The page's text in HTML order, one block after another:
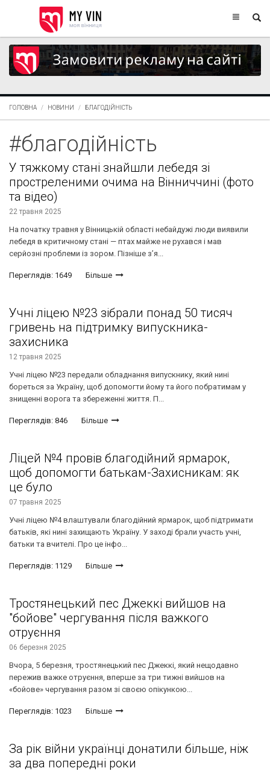
ГОЛОВНА НОВИНИ БЛАГОДІЙНІСТЬ
#благодійність
У тяжкому стані знайшли лебедя зі
простреленими очима на Вінниччині (фото
та відео)
22 травня 2025
На початку травня у Вінницькій області небайдужі люди виявили
лебедя в критичному стані — птах майже не рухався і мав
серйозні проблеми із зором. Пізніше з’я...
Переглядів: 1649 Більше
Учні ліцею №23 зібрали понад 50 тисяч
гривень на підтримку випускника-
захисника
12 травня 2025
Учні ліцею №23 передали обладнання випускнику, який нині
бореться за Україну, щоб допомогти йому та його побратимам у
знищенні ворога та збереженні життя. П...
Переглядів: 846 Більше
Ліцей №4 провів благодійний ярмарок,
щоб допомогти батькам-Захисникам: як
це було
07 травня 2025
Учні ліцею №4 влаштували благодійний ярмарок, щоб підтримати
батьків, які нині захищають Україну. У заході брали участь учні,
батьки та вчителі. Про це інфо...
Переглядів: 1129 Більше
Тростянецький пес Джеккі вийшов на
"бойове" чергування після важкого
отруєння
06 березня 2025
Вчора, 5 березня, тростянецький пес Джеккі, який нещодавно
пережив важке отруєння, вперше за три тижні вийшов на
«бойове» чергування разом зі своєю опікункою...
Переглядів: 1023 Більше
За рік війни українці донатили більше, ніж
за два попередні роки